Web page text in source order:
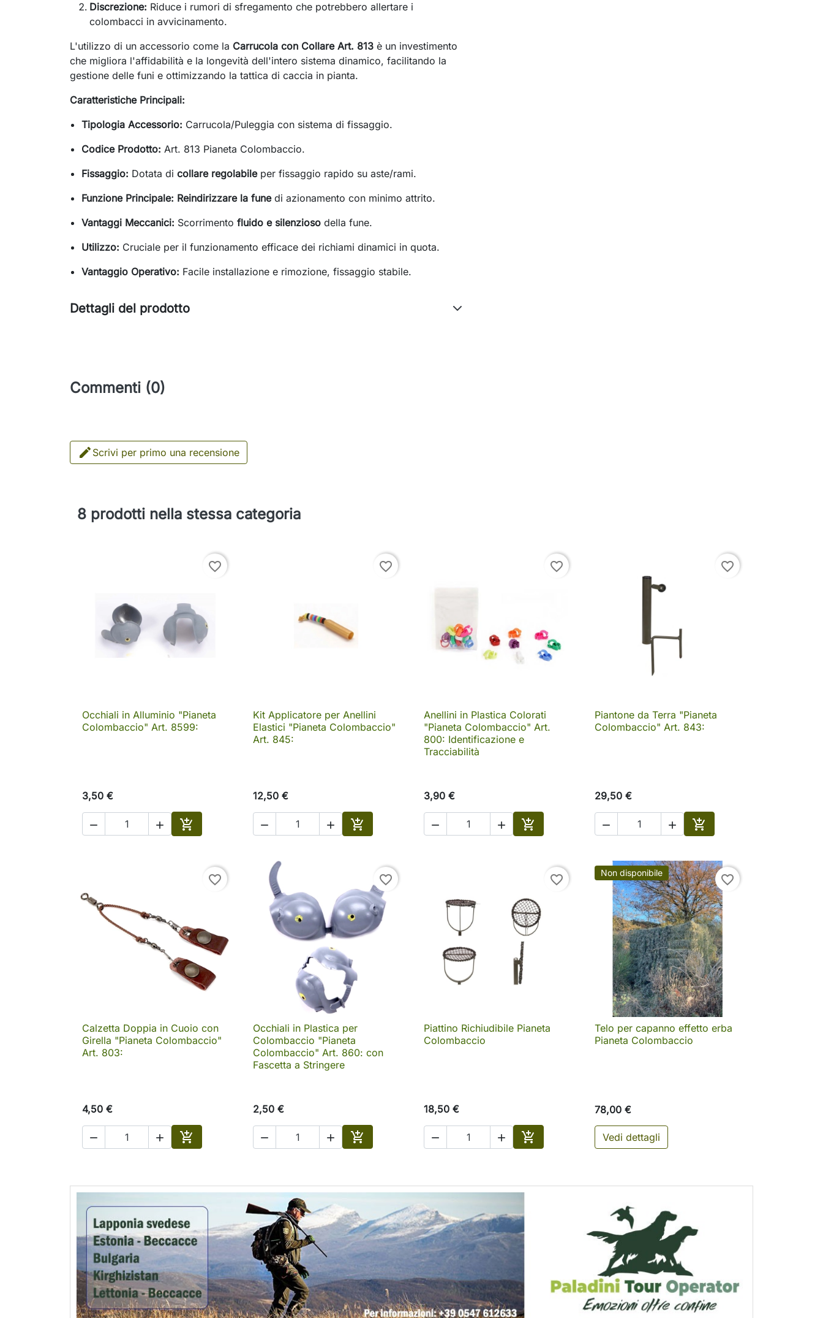
Discrezione: Riduce i rumori di sfregamento che potrebbero allertare i
colombacci in avvicinamento.
L'utilizzo di un accessorio come la Carrucola con Collare Art. 813 è un investimento
che migliora l'affidabilità e la longevità dell'intero sistema dinamico, facilitando la
gestione delle funi e ottimizzando la tattica di caccia in pianta.
Caratteristiche Principali:
Tipologia Accessorio: Carrucola/Puleggia con sistema di fissaggio.
Codice Prodotto: Art. 813 Pianeta Colombaccio.
Fissaggio: Dotata dicollare regolabileper fissaggio rapido su aste/rami.
Funzione Principale: Reindirizzare la funedi azionamento con minimo attrito.
Vantaggi Meccanici: Scorrimentofluido e silenzioso della fune.
Utilizzo: Cruciale per il funzionamento efficace dei richiami dinamici in quota.
Vantaggio Operativo: Facile installazione e rimozione, fissaggio stabile.
Dettagli del prodotto
Commenti (0)
 Scrivi per primo una recensione
8 prodotti nella stessa categoria
favorite_border
 Anteprima
Occhiali in Alluminio "Pianeta
Colombaccio" Art. 8599:
3,50 €
  
Aggiungi al carrello
favorite_border
 Anteprima
Kit Applicatore per Anellini
Elastici "Pianeta Colombaccio"
Art. 845:
12,50 €
  
Aggiungi al carrello
favorite_border
 Anteprima
Anellini in Plastica Colorati
"Pianeta Colombaccio" Art.
800: Identificazione e
Tracciabilità
3,90 €
  
Aggiungi al carrello
favorite_border
 Anteprima
Piantone da Terra "Pianeta
Colombaccio" Art. 843:
29,50 €
  
Aggiungi al carrello
favorite_border
 Anteprima
Calzetta Doppia in Cuoio con
Girella "Pianeta Colombaccio"
Art. 803:
4,50 €
  
Aggiungi al carrello
favorite_border
 Anteprima
Occhiali in Plastica per
Colombaccio "Pianeta
Colombaccio" Art. 860: con
Fascetta a Stringere
2,50 €
  
Aggiungi al carrello
favorite_border
 Anteprima
Piattino Richiudibile Pianeta
Colombaccio
18,50 €
  
Aggiungi al carrello
Non disponibile favorite_border
 Anteprima
Telo per capanno effetto erba
Pianeta Colombaccio
78,00 €
Vedi dettagli